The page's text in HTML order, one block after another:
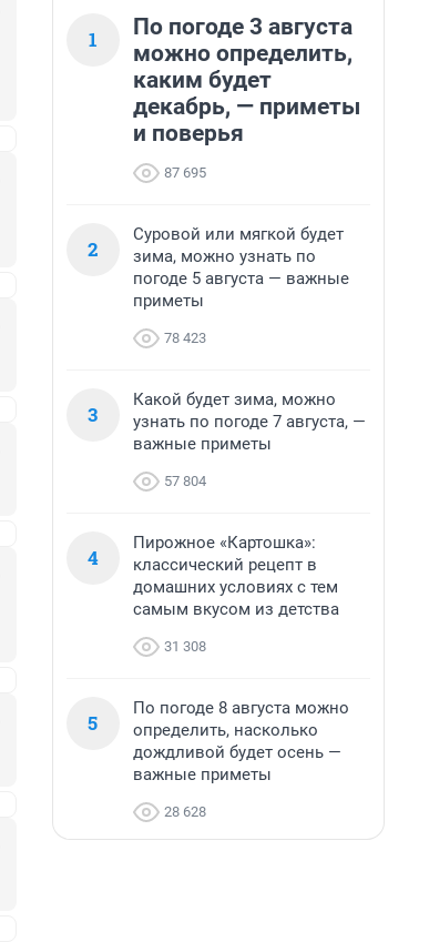
1
По погоде 3 августа
можно определить,
каким будет
декабрь, — приметы
и поверья
87 695
2
Суровой или мягкой будет
зима, можно узнать по
погоде 5 августа — важные
приметы
78 423
3
Какой будет зима, можно
узнать по погоде 7 августа, —
важные приметы
57 804
4
Пирожное «Картошка»:
классический рецепт в
домашних условиях с тем
самым вкусом из детства
31 308
5
По погоде 8 августа можно
определить, насколько
дождливой будет осень —
важные приметы
28 628